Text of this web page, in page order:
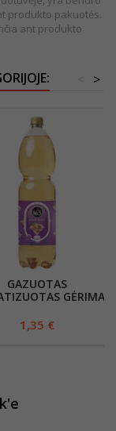
produkto pakuotės.
ant produkto
>
GAZUOTAS
GĖRIMAS
1,35 €